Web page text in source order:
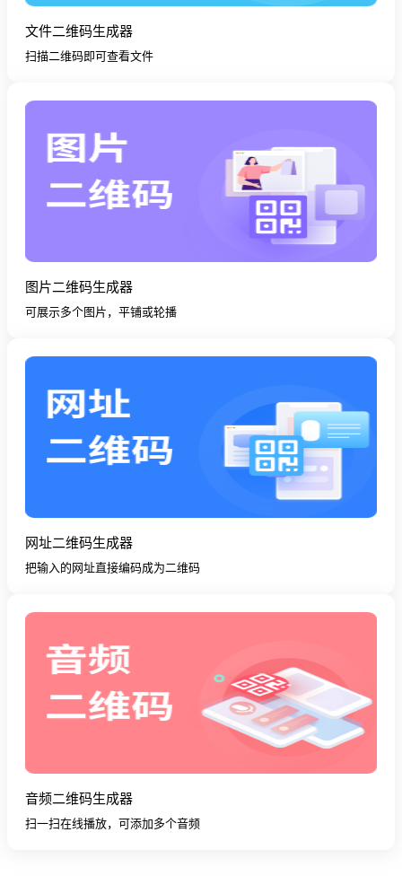
文件二维码生成器
扫描二维码即可查看文件
图片二维码生成器
可展示多个图片，平铺或轮播
网址二维码生成器
把输入的网址直接编码成为二维码
音频二维码生成器
扫一扫在线播放，可添加多个音频